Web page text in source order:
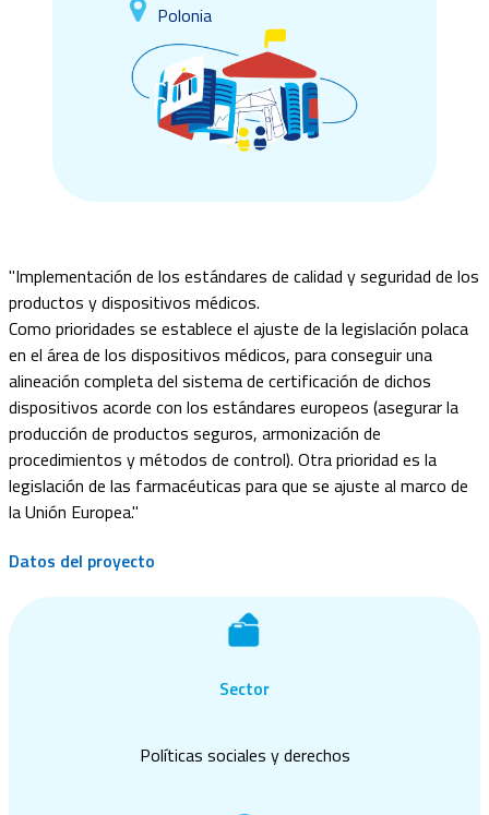
Polonia
"Implementación de los estándares de calidad y seguridad de los
productos y dispositivos médicos.
Como prioridades se establece el ajuste de la legislación polaca
en el área de los dispositivos médicos, para conseguir una
alineación completa del sistema de certificación de dichos
dispositivos acorde con los estándares europeos (asegurar la
producción de productos seguros, armonización de
procedimientos y métodos de control). Otra prioridad es la
legislación de las farmacéuticas para que se ajuste al marco de
la Unión Europea."
Datos del proyecto
Sector
Políticas sociales y derechos